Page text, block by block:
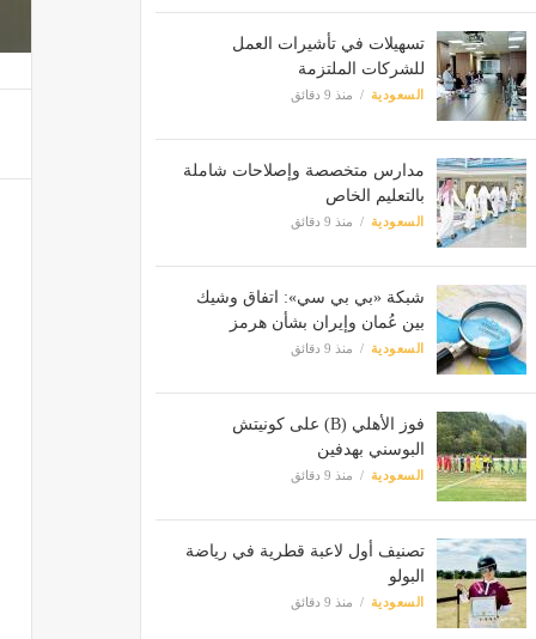
تسهيلات في تأشيرات العمل
للشركات الملتزمة
السعودية منذ 9 دقائق
مدارس متخصصة وإصلاحات شاملة
بالتعليم الخاص
السعودية منذ 9 دقائق
شبكة «بي بي سي»: اتفاق وشيك
بين عُمان وإيران بشأن هرمز
السعودية منذ 9 دقائق
فوز الأهلي (B) على كونيتش
البوسني بهدفين
السعودية منذ 9 دقائق
تصنيف أول لاعبة قطرية في رياضة
البولو
السعودية منذ 9 دقائق